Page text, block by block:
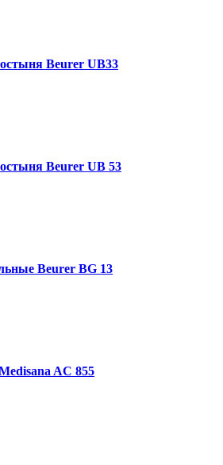
Beurer UB33
Beurer UB 53
Beurer BG 13
AC 855